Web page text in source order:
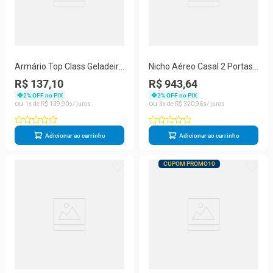
Armário Top Class Geladeira
0,80 1 Porta Basculante
Branco Brilho Batrol
R$ 137,10
2% OFF no PIX
1
R$ 139 90
Adicionar ao carrinho
Nicho Aéreo Casal 2 Portas
Cabeceira Nobre Grafite
Gênova
R$ 943,64
2% OFF no PIX
3
R$ 32096
Adicionar ao carrinho
CUPOM PROMO10